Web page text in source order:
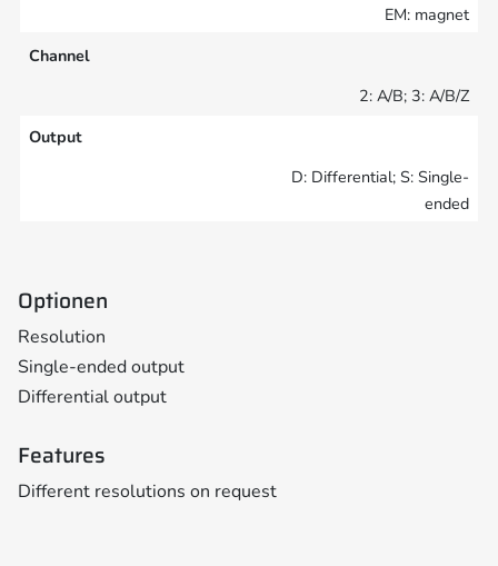
EM: magnet
Channel
2: A/B; 3: A/B/Z
Output
D: Differential; S: Single-
ended
Optionen
Resolution
Single-ended output
Differential output
Features
Different resolutions on request